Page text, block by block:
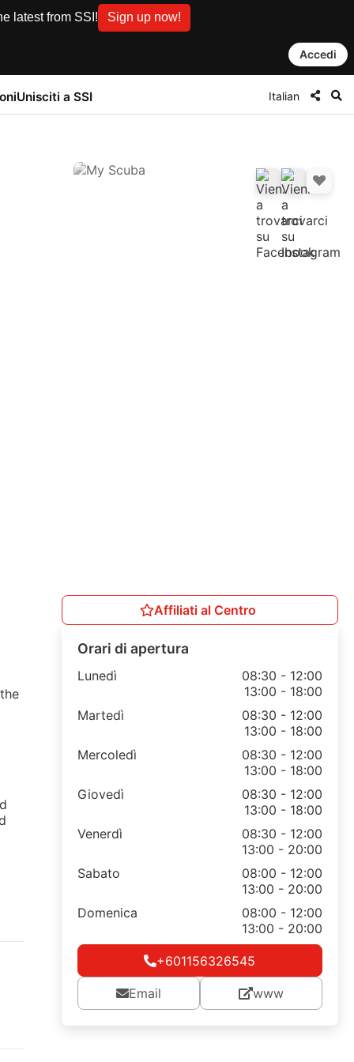
latest from SSI! Sign up now!
Accedi
Unisciti a SSI Italian
Affiliati al Centro
Orari di apertura
Lunedì
08:30 - 12:00
13:00 - 18:00
Martedì
08:30 - 12:00
13:00 - 18:00
Mercoledì
08:30 - 12:00
13:00 - 18:00
Giovedì
08:30 - 12:00
13:00 - 18:00
Venerdì
08:30 - 12:00
13:00 - 20:00
Sabato
08:00 - 12:00
13:00 - 20:00
Domenica
08:00 - 12:00
13:00 - 20:00
+601156326545
Email www